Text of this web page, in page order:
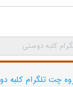
کلبه دوستی
چت تلگرام کلبه